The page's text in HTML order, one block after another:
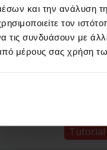
και την ανάλυση
τον
τις συνδυάσουν με
μέρους σας χρήση
Tutorial